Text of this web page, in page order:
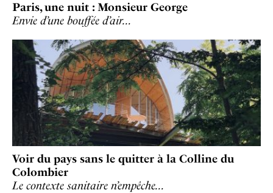
Paris, une nuit : Monsieur George
Envie d’une bouffée d’air…
Voir du pays sans le quitter à la Colline du
Colombier
Le contexte sanitaire n’empêche…